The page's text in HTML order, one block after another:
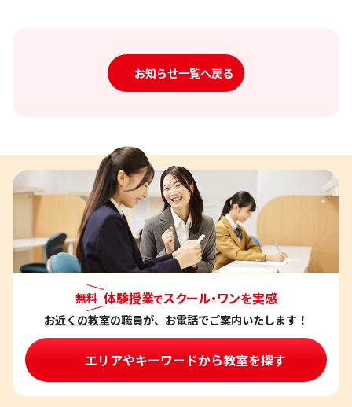
お知らせ一覧へ戻る
無料 体験授業でスクール・ワンを実感
お近くの教室の職員が、お電話でご案内いたします！
エリアやキーワードから教室を探す